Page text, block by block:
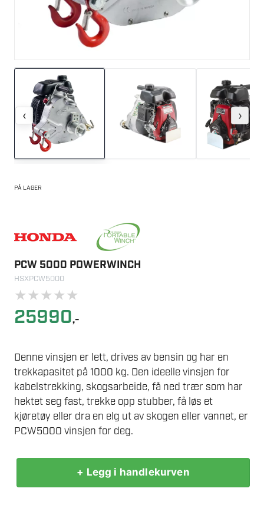
‹ ›
PÅ LAGER
PCW 5000 POWERWINCH
HSXPCW5000
★★★★★
25990,-
Denne vinsjen er lett, drives av bensin og har en
trekkapasitet på 1000 kg. Den ideelle vinsjen for
kabelstrekking, skogsarbeide, få ned trær som har
hektet seg fast, trekke opp stubber, få løs et
kjøretøy eller dra en elg ut av skogen eller vannet, er
PCW5000 vinsjen for deg.
+ Legg i handlekurven